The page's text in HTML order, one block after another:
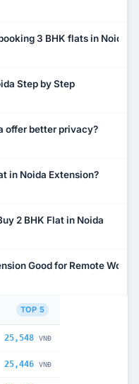
3 BHK flats in Noida?
Step by Step
offer better privacy?
in Noida Extension?
2 BHK Flat in Noida
Good for Remote Work?
TOP 5
25,548 VNĐ
25,446 VNĐ